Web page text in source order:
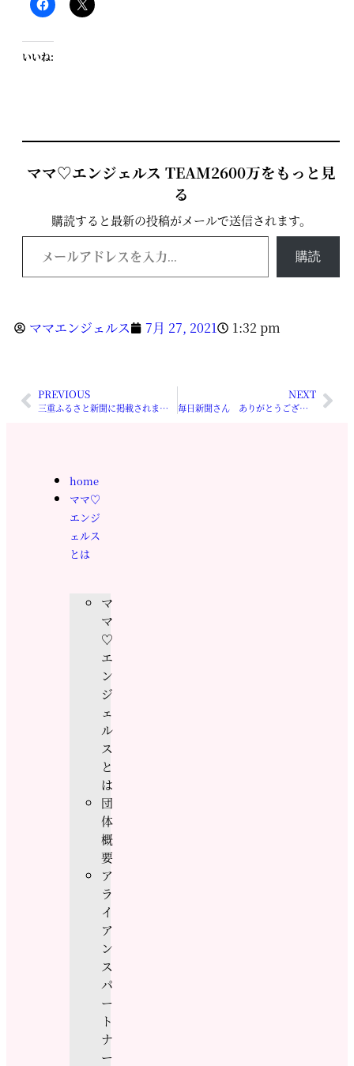
いいね:
ママ♡エンジェルス TEAM2600万をもっと見
る
購読すると最新の投稿がメールで送信されます。
購読
ママエンジェルス 7月 27, 2021 1:32 pm
PREVIOUS
三重ふるさと新聞に掲載されました
NEXT
毎日新聞さん ありがとうございます
home
ママ♡
エンジ
ェルス
とは
マ
マ
♡
エ
ン
ジ
ェ
ル
ス
と
は
団
体
概
要
ア
ラ
イ
ア
ン
ス
パ
ー
ト
ナ
ー